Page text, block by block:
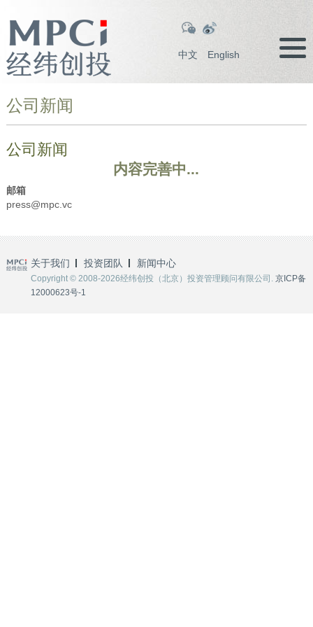
中文 English
公司新闻
公司新闻
内容完善中...
邮箱
press@mpc.vc
关于我们 投资团队 新闻中心
Copyright © 2008-2026经纬创投（北京）投资管理顾问有限公司. 京ICP备
12000623号-1